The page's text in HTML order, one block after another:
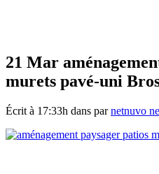
21 Mar
murets pavé-uni
Écrit à 17:33h dans parnetnuvo